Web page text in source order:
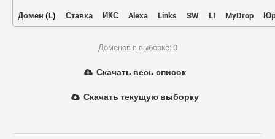
Домен (L) Ставка ИКС Alexa Links SW LI MyDrop
Доменов в выборке: 0
Скачать весь список
Скачать текущую выборку